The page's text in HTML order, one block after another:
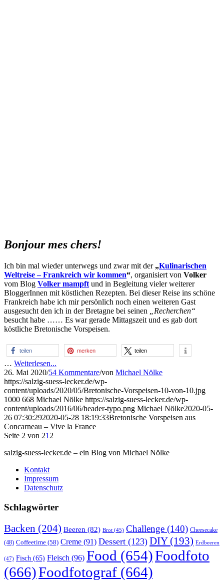
Bonjour mes chers!
Ich bin mal wieder unterwegs und zwar mit der „Kulinarischen
Weltreise – Frankreich wir kommen“, organisiert von Volker
vom Blog Volker mampft und in Begleitung vieler weiterer
BloggerInnen mit köstlichen Rezepten. Bei dieser Reise ins schöne
Frankreich habe ich mir persönlich noch einen weiteren Gast
ausgesucht den ich in der Bretagne bei seinen
„Recherchen“
besucht habe …… Es war gerade Mittagszeit und es gab dort
köstliche Bretonische Vorspeisen.
teilen merken teilen
… Weiterlesen...
26. Mai 2020/54 Kommentare/von Michael Nölke
https://salzig-suess-lecker.de/wp-
content/uploads/2020/05/Bretonische-Vorspeisen-10-von-10.jpg
1000 668 Michael Nölke https://salzig-suess-lecker.de/wp-
content/uploads/2016/06/header-typo.png Michael Nölke2020-05-
26 07:30:292020-05-28 18:19:33Bretonische Vorspeisen aus
Concarneau – Vive la France
Seite 2 von 21 2
salzig-suess-lecker.de – ein Blog von Michael Nölke
Kontakt
Impressum
Datenschutz
Schlagwörter
Backen (204) Beeren (82) Brot (45) Challenge (140) Cheesecake
(48) Coffeetime (58) Creme (91) Dessert (123) DIY(193) Erdbeeren
(47) Fisch (65) Fleisch (96) Food (654)Foodfoto
(666)Foodfotograf (664)